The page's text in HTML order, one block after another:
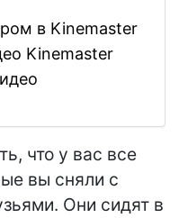
в Kinemaster
Kinemaster
что у вас все
вы сняли с
Они сидят в